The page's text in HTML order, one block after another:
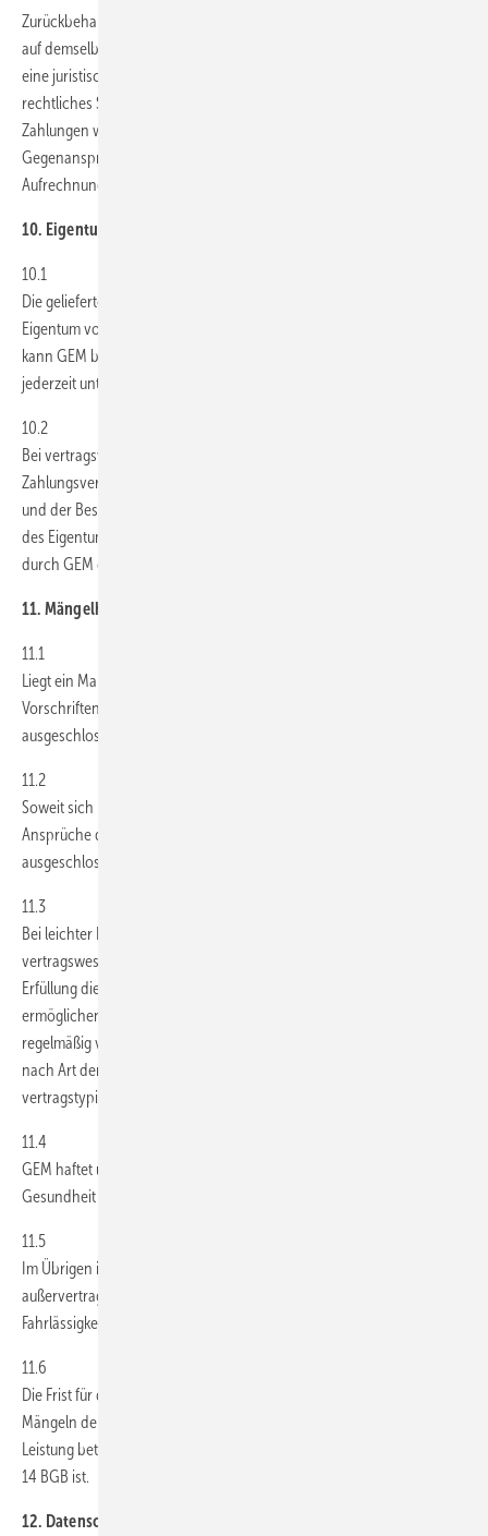
Zurückbehaltungsrechts nur insoweit befugt, als sein Gegenanspruch
auf demselben Vertragsverhältnis beruht. Ist der Besteller Kaufmann,
eine juristische Person des öffentlichen Rechts oder ein öffentlich-
rechtliches Sondervermögen, so ist die Zurückbehaltung von
Zahlungen wegen irgendwelcher von GEM nicht anerkannter
Gegenansprüche des Bestellers nicht statthaft, ebenso wenig die
Aufrechnung mit solchen.
10. Eigentumsvorbehalt
10.1
Die gelieferte Ware bleibt bis zu deren vollständiger Bezahlung im
Eigentum von GEM. Soweit der Besteller einen Artikel erworben hat,
kann GEM bis zur vollständigen Bezahlung die Nutzung des Artikels
jederzeit untersagen.
10.2
Bei vertragswidrigem Verhalten des Bestellers, insbesondere bei
Zahlungsverzug, ist GEM zur Rücknahme nach Mahnung berechtigt
und der Besteller zur Herausgabe verpflichtet. Die Geltendmachung
des Eigentumsvorbehalts sowie die Pfändung der Liefergegenstände
durch GEM gelten nicht als Rücktritt vom Vertrag.
11. Mängelhaftung; Gewährleistung
11.1
Liegt ein Mangel der Kaufsache vor, gelten die gesetzlichen
Vorschriften. Die Abtretung dieser Ansprüche durch den Besteller ist
ausgeschlossen.
11.2
Soweit sich nachstehend nichts anderes ergibt, sind weitergehende
Ansprüche des Bestellers -gleich aus welchen Rechtsgründen-
ausgeschlossen.
11.3
Bei leichter Fahrlässigkeit haftet GEM nur bei der Verletzung
vertragswesentlicher Pflichten, mithin solcher Pflichten, deren
Erfüllung die ordnungsgemäße Durchführung des Vertrages
ermöglichen und auf deren Einhaltung der Vertragspartner
regelmäßig vertrauen darf (sogenannte Kardinalpflichten), auf den
nach Art der Ware bzw. Dienstleistung vorhersehbaren,
vertragstypischen und unmittelbaren Durchschnittsschaden.
11.4
GEM haftet unbegrenzt bei Verletzung von Leben, Körper und
Gesundheit des Bestellers sowie nach dem Produkthaftungsgesetz.
11.5
Im Übrigen ist die vorvertragliche, vertragliche oder
außervertraglicher Haftung von GEM auf Vorsatz und grobe
Fahrlässigkeit beschränkt.
11.6
Die Frist für die Verjährung von Ansprüchen des Bestellers wegen
Mängeln der gelieferten Ware beziehungsweise der erbrachten
Leistung beträgt 12 Monate, soweit der Besteller Unternehmer i. S. v. §
14 BGB ist.
12. Datenschutz